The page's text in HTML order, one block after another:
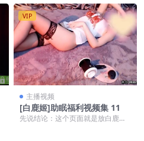
SMR粉，多少...
VIP
主播视频
[白鹿姬]助眠福利视频集 11
先说结论：这个页面就是放白鹿姬